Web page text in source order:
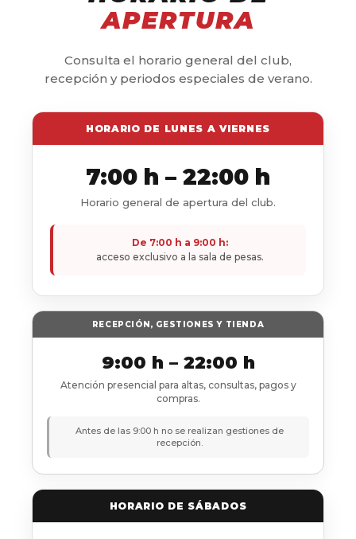
APERTURA
Consulta el horario general del club,
recepción y periodos especiales de verano.
HORARIO DE LUNES A VIERNES
7:00 h – 22:00 h
Horario general de apertura del club.
De 7:00 h a 9:00 h:
acceso exclusivo a la sala de pesas.
RECEPCIÓN, GESTIONES Y TIENDA
9:00 h – 22:00 h
Atención presencial para altas, consultas, pagos y
compras.
Antes de las 9:00 h no se realizan gestiones de
recepción.
HORARIO DE SÁBADOS